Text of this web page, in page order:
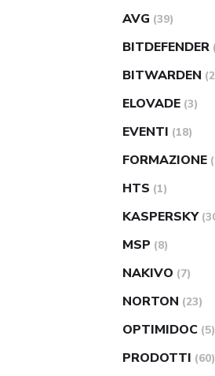
AVG (39)
BITDEFENDER
BITWARDEN
ELOVADE (3)
EVENTI (18)
FORMAZIONE
HTS (1)
KASPERSKY
MSP (8)
NAKIVO (7)
NORTON (23)
OPTIMIDOC (5)
PRODOTTI (60)